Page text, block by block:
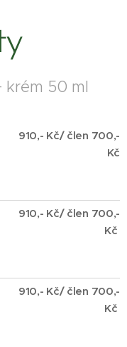
krém 50 ml
910,- Kč/ člen 700,-
Kč
910,- Kč/ člen 700,-
Kč
910,- Kč/ člen 700,-
Kč